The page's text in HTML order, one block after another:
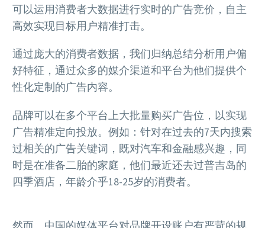
可以运用消费者大数据进行实时的广告竞价，自主
高效实现目标用户精准打击。
通过庞大的消费者数据，我们归纳总结分析用户偏
好特征，通过众多的媒介渠道和平台为他们提供个
性化定制的广告内容。
品牌可以在多个平台上大批量购买广告位，以实现
广告精准定向投放。例如：针对在过去的7天内搜索
过相关的广告关键词，既对汽车和金融感兴趣，同
时是在准备二胎的家庭，他们最近还去过普吉岛的
四季酒店，年龄介乎18-25岁的消费者。
然而，中国的媒体平台对品牌开设账户有严苛的规